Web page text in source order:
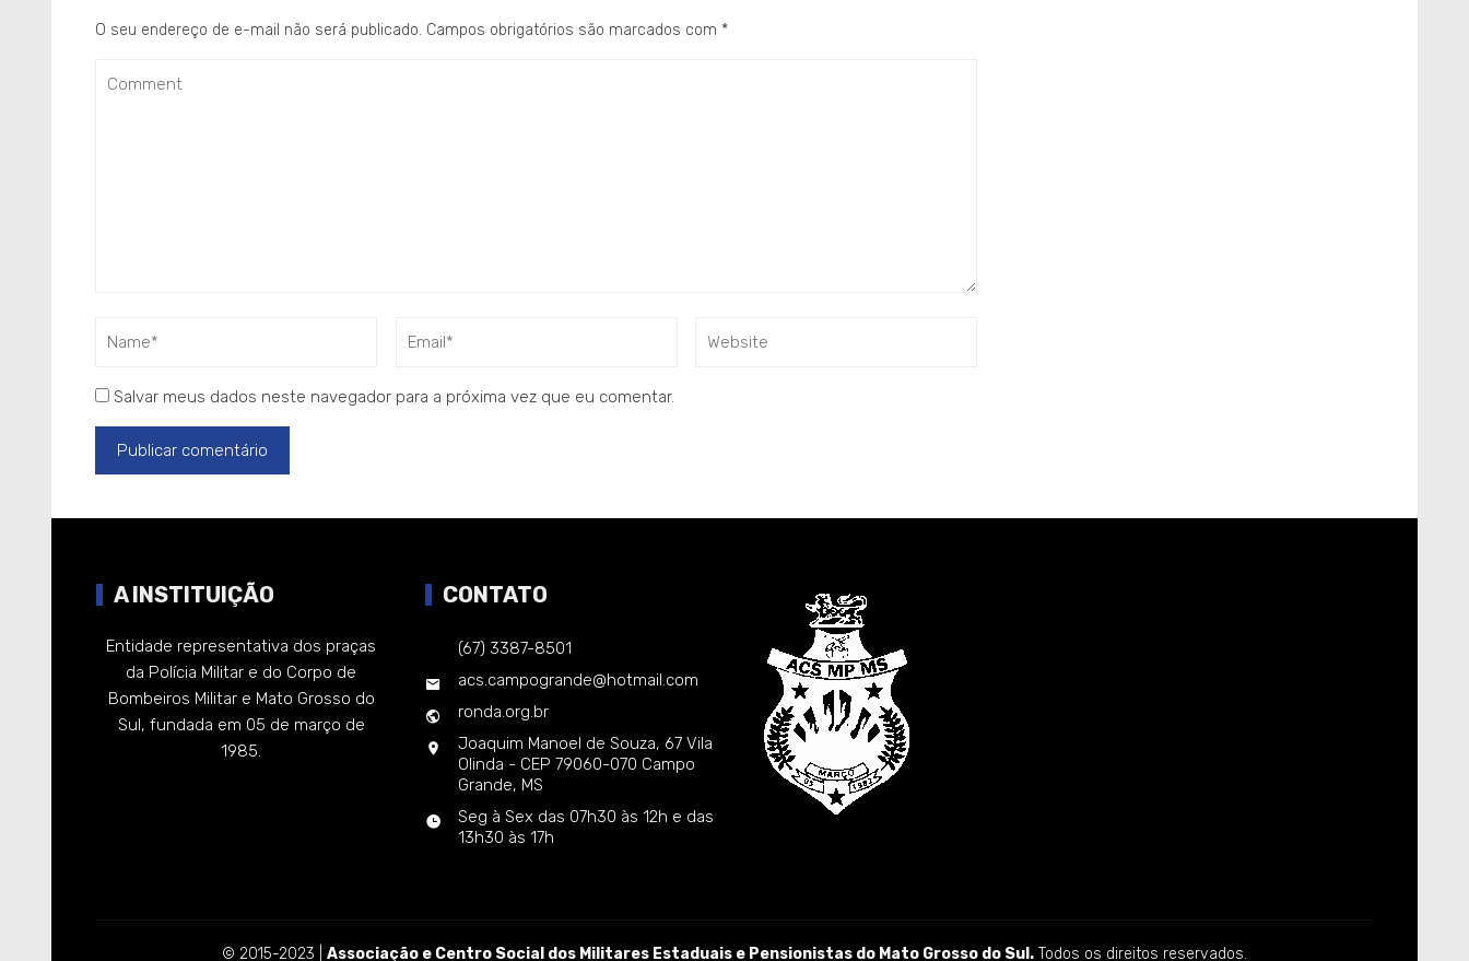
O seu endereço de e-mail não será publicado. Campos obrigatórios são marcados com *
Salvar meus dados neste navegador para a próxima vez que eu comentar.
A INSTITUIÇÃO
Entidade representativa dos praças
da Polícia Militar e do Corpo de
Bombeiros Militar e Mato Grosso do
Sul, fundada em 05 de março de
1985.
CONTATO
(67) 3387-8501
acs.campogrande@hotmail.com
ronda.org.br
Joaquim Manoel de Souza, 67 Vila
Olinda - CEP 79060-070 Campo
Grande, MS
Seg à Sex das 07h30 às 12h e das
13h30 às 17h
© 2015-2023 | Associação e Centro Social dos Militares Estaduais e Pensionistas do Mato Grosso do Sul. Todos os direitos reservados.